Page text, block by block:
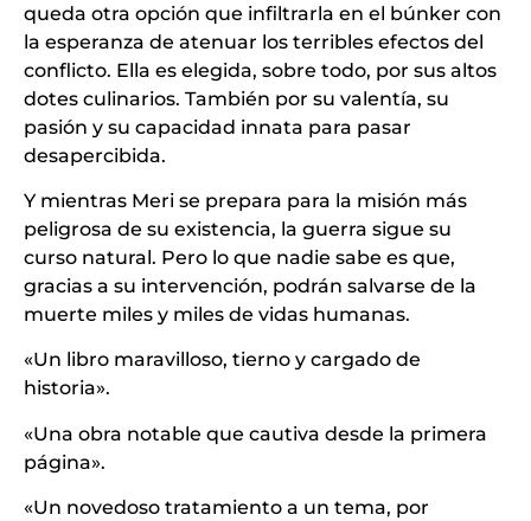
queda otra opción que infiltrarla en el búnker con
la esperanza de atenuar los terribles efectos del
conflicto. Ella es elegida, sobre todo, por sus altos
dotes culinarios. También por su valentía, su
pasión y su capacidad innata para pasar
desapercibida.
Y mientras Meri se prepara para la misión más
peligrosa de su existencia, la guerra sigue su
curso natural. Pero lo que nadie sabe es que,
gracias a su intervención, podrán salvarse de la
muerte miles y miles de vidas humanas.
«Un libro maravilloso, tierno y cargado de
historia».
«Una obra notable que cautiva desde la primera
página».
«Un novedoso tratamiento a un tema, por